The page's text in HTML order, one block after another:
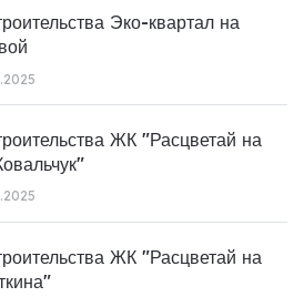
Эко-квартал на
ЖК "Расцветай на
ЖК "Расцветай на